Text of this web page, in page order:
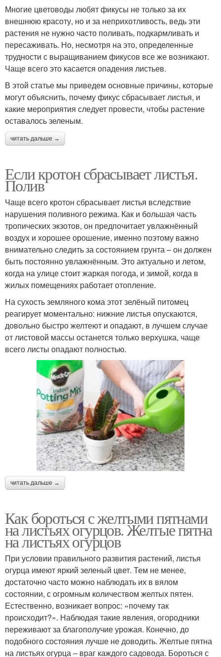
Многие цветоводы любят фикусы не только за их
внешнюю красоту, но и за неприхотливость, ведь эти
растения не нужно часто поливать, подкармливать и
пересаживать. Но, несмотря на это, определенные
трудности с выращиванием фикусов все же возникают.
Чаще всего это касается опадения листьев.
В этой статье мы приведем основные причины, которые
могут объяснить, почему фикус сбрасывает листья, и
какие мероприятия следует провести, чтобы растение
оставалось зеленым.
читать дальше →
Если кротон сбрасывает листья.
Полив
Чаще всего кротон сбрасывает листья вследствие
нарушения поливного режима. Как и большая часть
тропических экзотов, он предпочитает увлажнённый
воздух и хорошее орошение, именно поэтому важно
внимательно следить за состоянием грунта – он должен
быть постоянно увлажнённым. Это актуально и летом,
когда на улице стоит жаркая погода, и зимой, когда в
жилых помещениях работает отопление.
На сухость земляного кома этот зелёный питомец
реагирует моментально: нижние листья опускаются,
довольно быстро желтеют и опадают, в лучшем случае
от листовой массы останется только верхушка, чаще
всего листы опадают полностью.
читать дальше →
Как бороться с желтыми пятнами
на листьях огурцов. Желтые пятна
на листьях огурцов
При условии правильного развития растений, листья
огурца имеют яркий зеленый цвет. Тем не менее,
достаточно часто можно наблюдать их в вялом
состоянии, с огромным количеством желтых пятен.
Естественно, возникает вопрос: «почему так
происходит?». Наблюдая такие явления, огородники
переживают за благополучие урожая. Конечно, до
подобного состояния лучше не доводить. Желтые пятна
на листьях огурца – враг каждого садовода. Бороться с